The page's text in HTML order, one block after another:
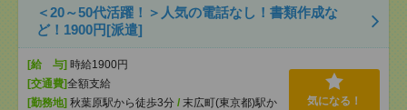
＜20～50代活躍！＞人気の電話なし！書類作成な
ど！1900円[派遣]
[給 与] 時給1900円
[交通費]全額支給
[勤務地] 秋葉原駅から徒歩3分 / 末広町(東京都)駅か
気になる！